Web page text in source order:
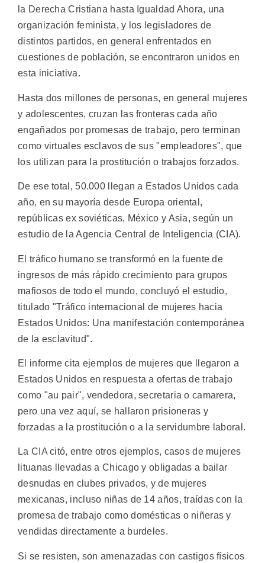
la Derecha Cristiana hasta Igualdad Ahora, una
organización feminista, y los legisladores de
distintos partidos, en general enfrentados en
cuestiones de población, se encontraron unidos en
esta iniciativa.
Hasta dos millones de personas, en general mujeres
y adolescentes, cruzan las fronteras cada año
engañados por promesas de trabajo, pero terminan
como virtuales esclavos de sus "empleadores", que
los utilizan para la prostitución o trabajos forzados.
De ese total, 50.000 llegan a Estados Unidos cada
año, en su mayoría desde Europa oriental,
repúblicas ex soviéticas, México y Asia, según un
estudio de la Agencia Central de Inteligencia (CIA).
El tráfico humano se transformó en la fuente de
ingresos de más rápido crecimiento para grupos
mafiosos de todo el mundo, concluyó el estudio,
titulado "Tráfico internacional de mujeres hacia
Estados Unidos: Una manifestación contemporánea
de la esclavitud".
El informe cita ejemplos de mujeres que llegaron a
Estados Unidos en respuesta a ofertas de trabajo
como "au pair", vendedora, secretaria o camarera,
pero una vez aquí, se hallaron prisioneras y
forzadas a la prostitución o a la servidumbre laboral.
La CIA citó, entre otros ejemplos, casos de mujeres
lituanas llevadas a Chicago y obligadas a bailar
desnudas en clubes privados, y de mujeres
mexicanas, incluso niñas de 14 años, traídas con la
promesa de trabajo como domésticas o niñeras y
vendidas directamente a burdeles.
Si se resisten, son amenazadas con castigos físicos